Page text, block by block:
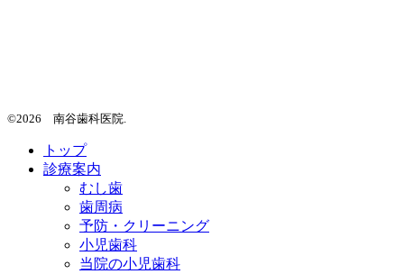
©2026 南谷歯科医院.
トップ
診療案内
むし歯
歯周病
予防・クリーニング
小児歯科
当院の小児歯科